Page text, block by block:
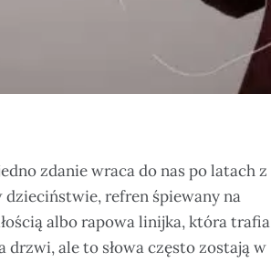
zdanie wraca do nas po latach z
dzieciństwie, refren śpiewany na
albo rapowa linijka, która trafia
ale to słowa często zostają w